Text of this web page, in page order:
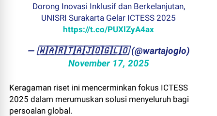
Dorong Inovasi Inklusif dan Berkelanjutan,
UNISRI Surakarta Gelar ICTESS 2025
https://t.co/PUXlZyA4ax
— ​🇼​​🇦​​🇷​​🇹​​🇦​​🇯​​🇴​​🇬​​🇱​​🇴 (@wartajoglo)
November 17, 2025
Keragaman riset ini mencerminkan fokus ICTESS
2025 dalam merumuskan solusi menyeluruh bagi
persoalan global.